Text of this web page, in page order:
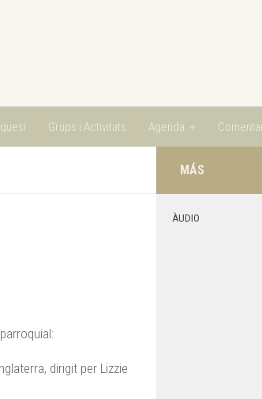
Grups i Activitats Agenda
dirigit per Lizzie
MÁS
ÀUDIO